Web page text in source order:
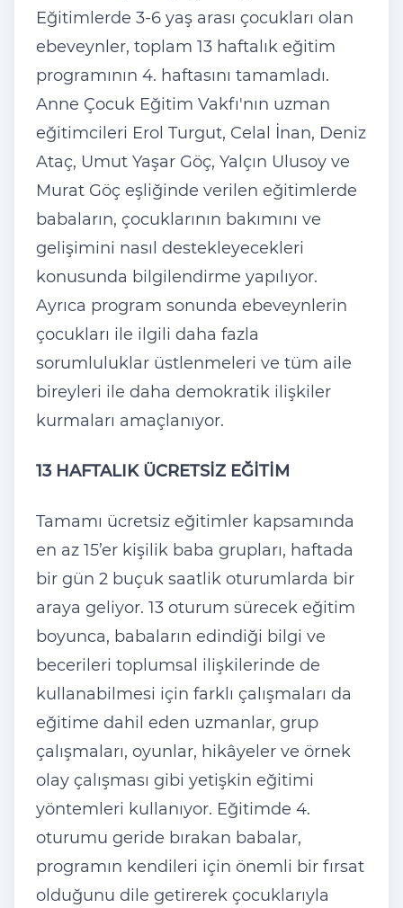
Eğitimlerde 3-6 yaş arası çocukları olan
ebeveynler, toplam 13 haftalık eğitim
programının 4. haftasını tamamladı.
Anne Çocuk Eğitim Vakfı'nın uzman
eğitimcileri Erol Turgut, Celal İnan, Deniz
Ataç, Umut Yaşar Göç, Yalçın Ulusoy ve
Murat Göç eşliğinde verilen eğitimlerde
babaların, çocuklarının bakımını ve
gelişimini nasıl destekleyecekleri
konusunda bilgilendirme yapılıyor.
Ayrıca program sonunda ebeveynlerin
çocukları ile ilgili daha fazla
sorumluluklar üstlenmeleri ve tüm aile
bireyleri ile daha demokratik ilişkiler
kurmaları amaçlanıyor.
13 HAFTALIK ÜCRETSİZ EĞİTİM
Tamamı ücretsiz eğitimler kapsamında
en az 15’er kişilik baba grupları, haftada
bir gün 2 buçuk saatlik oturumlarda bir
araya geliyor. 13 oturum sürecek eğitim
boyunca, babaların edindiği bilgi ve
becerileri toplumsal ilişkilerinde de
kullanabilmesi için farklı çalışmaları da
eğitime dahil eden uzmanlar, grup
çalışmaları, oyunlar, hikâyeler ve örnek
olay çalışması gibi yetişkin eğitimi
yöntemleri kullanıyor. Eğitimde 4.
oturumu geride bırakan babalar,
programın kendileri için önemli bir fırsat
olduğunu dile getirerek çocuklarıyla